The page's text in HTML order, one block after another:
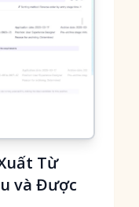
Từ
và Được